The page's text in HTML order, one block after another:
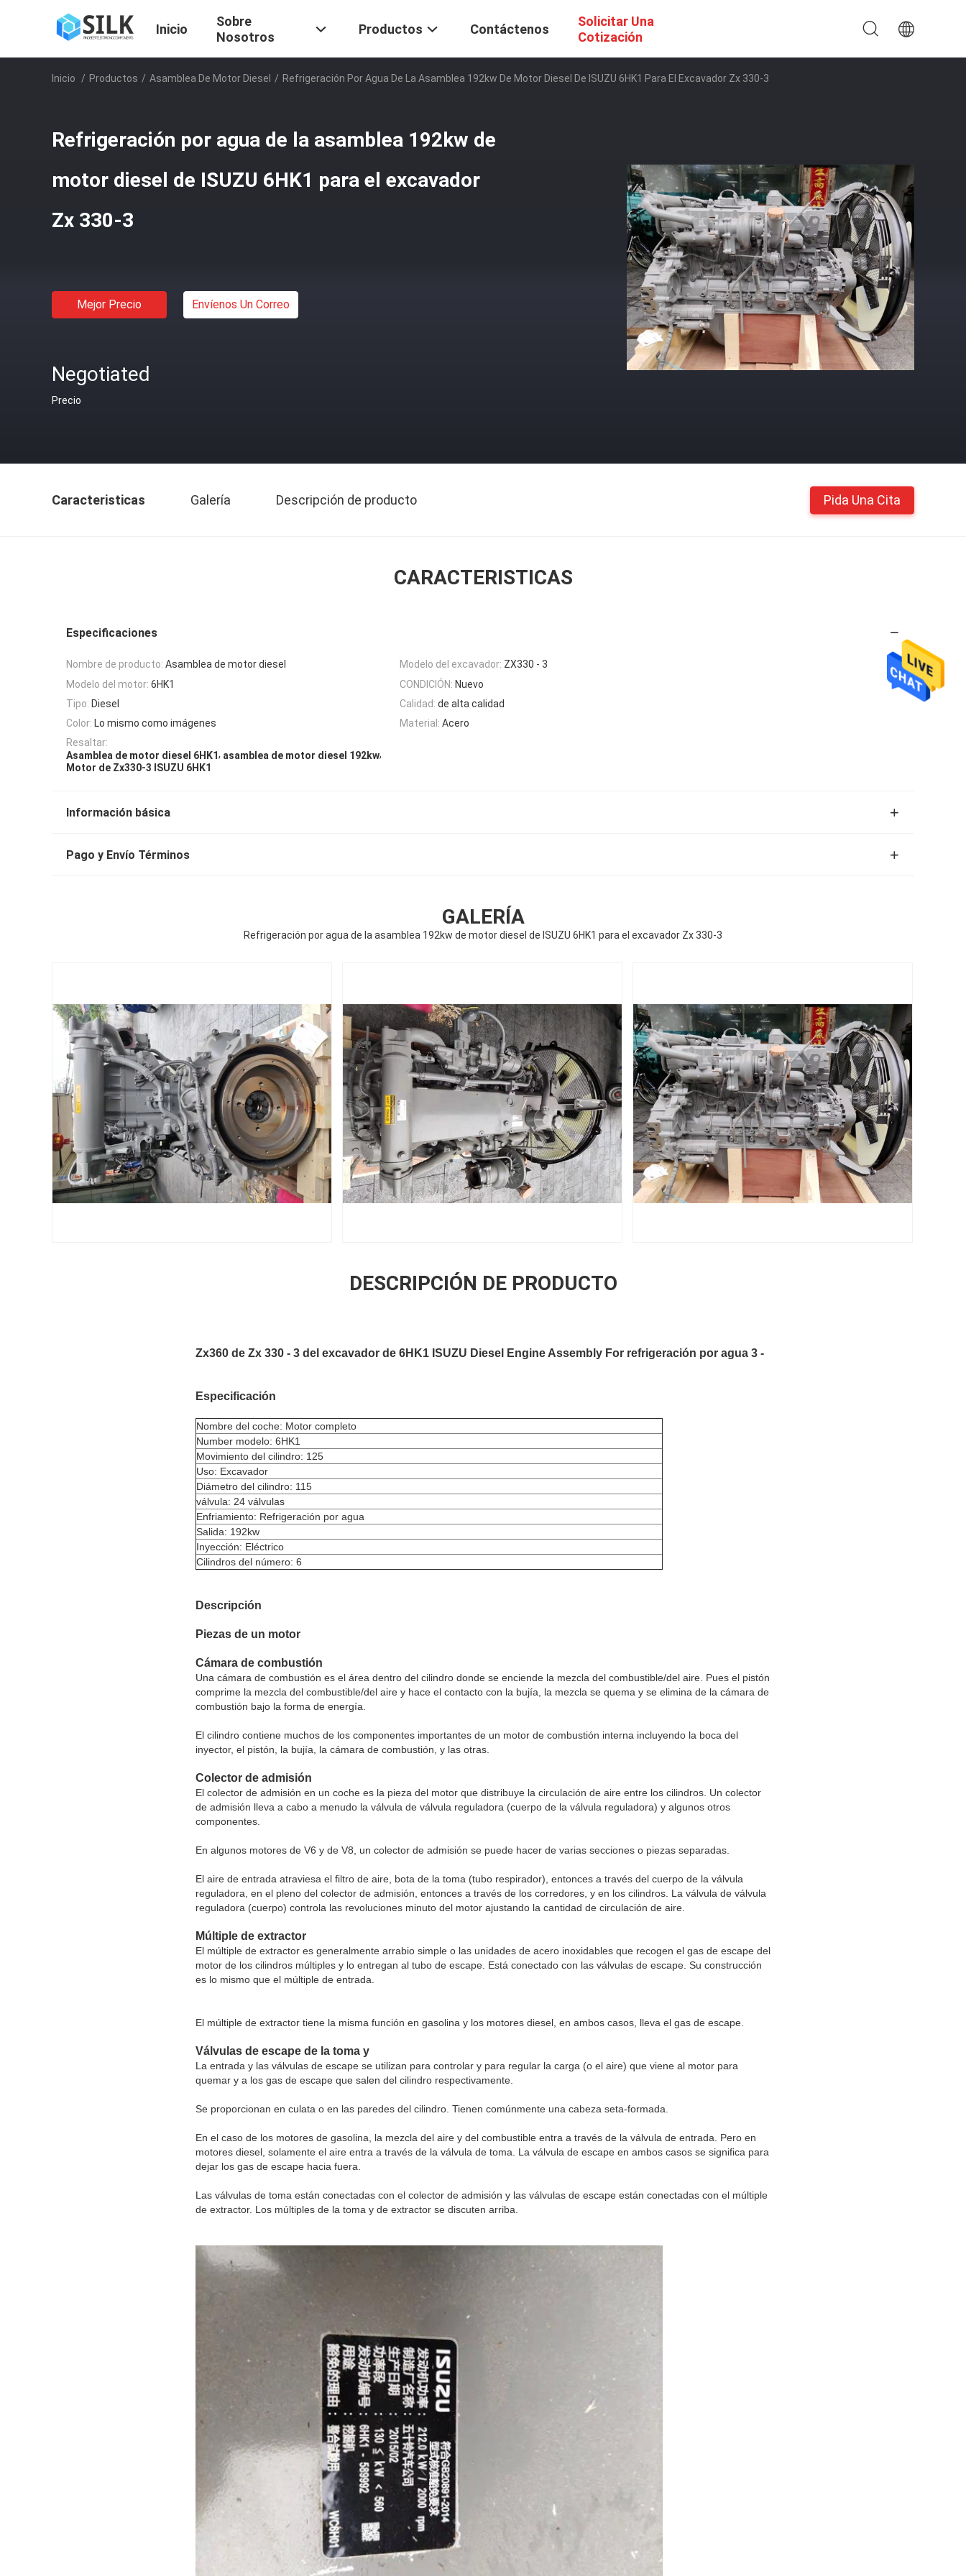
Inicio
Sobre
Nosotros
Productos Contáctenos
Solicitar Una
Cotización
Inicio / Productos / Asamblea De Motor Diesel / Refrigeración Por Agua De La Asamblea 192kw De Motor Diesel De ISUZU 6HK1 Para El Excavador Zx 330-3
Refrigeración por agua de la asamblea 192kw de
motor diesel de ISUZU 6HK1 para el excavador
Zx 330-3
Mejor Precio Envíenos Un Correo
Negotiated
Precio
Caracteristicas Galería Descripción de producto Pida Una Cita
CARACTERISTICAS
Especificaciones
Nombre de producto: Asamblea de motor diesel Modelo del excavador: ZX330 - 3
Modelo del motor: 6HK1 CONDICIÓN: Nuevo
Tipo: Diesel Calidad: de alta calidad
Color: Lo mismo como imágenes Material: Acero
Resaltar:
Asamblea de motor diesel 6HK1, asamblea de motor diesel 192kw,
Motor de Zx330-3 ISUZU 6HK1
Información básica
Pago y Envío Términos
GALERÍA
Refrigeración por agua de la asamblea 192kw de motor diesel de ISUZU 6HK1 para el excavador Zx 330-3
DESCRIPCIÓN DE PRODUCTO
Zx360 de Zx 330 - 3 del excavador de 6HK1 ISUZU Diesel Engine Assembly For refrigeración por agua 3 -
Especificación
Nombre del coche: Motor completo
Number modelo: 6HK1
Movimiento del cilindro: 125
Uso: Excavador
Diámetro del cilindro: 115
válvula: 24 válvulas
Enfriamiento: Refrigeración por agua
Salida: 192kw
Inyección: Eléctrico
Cilindros del número: 6
Descripción
Piezas de un motor
Cámara de combustión
Una cámara de combustión es el área dentro del cilindro donde se enciende la mezcla del combustible/del aire. Pues el pistón
comprime la mezcla del combustible/del aire y hace el contacto con la bujía, la mezcla se quema y se elimina de la cámara de
combustión bajo la forma de energía.
El cilindro contiene muchos de los componentes importantes de un motor de combustión interna incluyendo la boca del
inyector, el pistón, la bujía, la cámara de combustión, y las otras.
Colector de admisión
El colector de admisión en un coche es la pieza del motor que distribuye la circulación de aire entre los cilindros. Un colector
de admisión lleva a cabo a menudo la válvula de válvula reguladora (cuerpo de la válvula reguladora) y algunos otros
componentes.
En algunos motores de V6 y de V8, un colector de admisión se puede hacer de varias secciones o piezas separadas.
El aire de entrada atraviesa el filtro de aire, bota de la toma (tubo respirador), entonces a través del cuerpo de la válvula
reguladora, en el pleno del colector de admisión, entonces a través de los corredores, y en los cilindros. La válvula de válvula
reguladora (cuerpo) controla las revoluciones minuto del motor ajustando la cantidad de circulación de aire.
Múltiple de extractor
El múltiple de extractor es generalmente arrabio simple o las unidades de acero inoxidables que recogen el gas de escape del
motor de los cilindros múltiples y lo entregan al tubo de escape. Está conectado con las válvulas de escape. Su construcción
es lo mismo que el múltiple de entrada.
El múltiple de extractor tiene la misma función en gasolina y los motores diesel, en ambos casos, lleva el gas de escape.
Válvulas de escape de la toma y
La entrada y las válvulas de escape se utilizan para controlar y para regular la carga (o el aire) que viene al motor para
quemar y a los gas de escape que salen del cilindro respectivamente.
Se proporcionan en culata o en las paredes del cilindro. Tienen comúnmente una cabeza seta-formada.
En el caso de los motores de gasolina, la mezcla del aire y del combustible entra a través de la válvula de entrada. Pero en
motores diesel, solamente el aire entra a través de la válvula de toma. La válvula de escape en ambos casos se significa para
dejar los gas de escape hacia fuera.
Las válvulas de toma están conectadas con el colector de admisión y las válvulas de escape están conectadas con el múltiple
de extractor. Los múltiples de la toma y de extractor se discuten arriba.